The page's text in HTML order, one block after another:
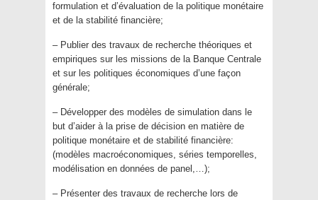
formulation et d’évaluation de la politique monétaire
et de la stabilité financière;
– Publier des travaux de recherche théoriques et
empiriques sur les missions de la Banque Centrale
et sur les politiques économiques d’une façon
générale;
– Développer des modèles de simulation dans le
but d’aider à la prise de décision en matière de
politique monétaire et de stabilité financière:
(modèles macroéconomiques, séries temporelles,
modélisation en données de panel,…);
– Présenter des travaux de recherche lors de